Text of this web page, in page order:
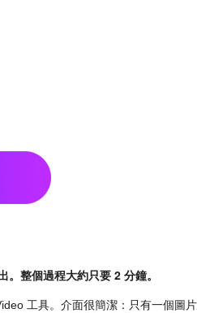
整個過程大約只要 2 分鐘。
工具。介面很簡潔：只有一個圖